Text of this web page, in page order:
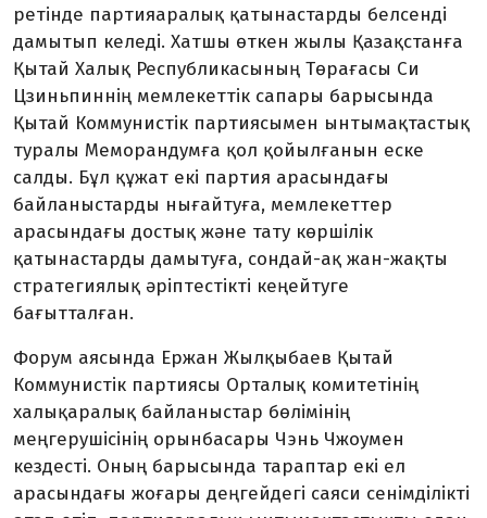
ретінде партияаралық қатынастарды белсенді
дамытып келеді. Хатшы өткен жылы Қазақстанға
Қытай Халық Республикасының Төрағасы Си
Цзиньпиннің мемлекеттік сапары барысында
Қытай Коммунистік партиясымен ынтымақтастық
туралы Меморандумға қол қойылғанын еске
салды. Бұл құжат екі партия арасындағы
байланыстарды нығайтуға, мемлекеттер
арасындағы достық және тату көршілік
қатынастарды дамытуға, сондай-ақ жан-жақты
стратегиялық әріптестікті кеңейтуге
бағытталған.
Форум аясында Ержан Жылқыбаев Қытай
Коммунистік партиясы Орталық комитетінің
халықаралық байланыстар бөлімінің
меңгерушісінің орынбасары Чэнь Чжоумен
кездесті. Оның барысында тараптар екі ел
арасындағы жоғары деңгейдегі саяси сенімділікті